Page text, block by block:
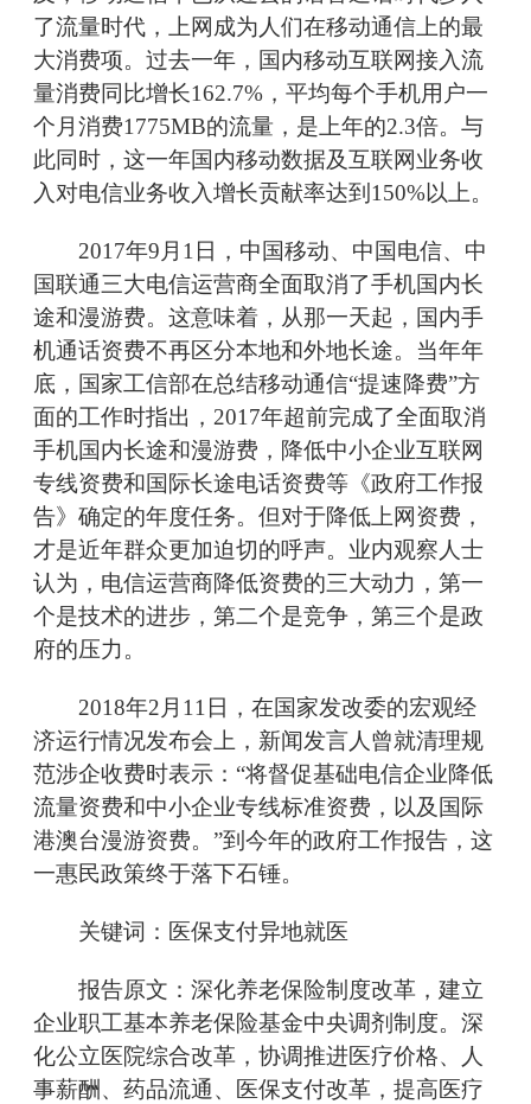
了流量时代，上网成为人们在移动通信上的最
大消费项。过去一年，国内移动互联网接入流
量消费同比增长162.7%，平均每个手机用户一
个月消费1775MB的流量，是上年的2.3倍。与
此同时，这一年国内移动数据及互联网业务收
入对电信业务收入增长贡献率达到150%以上。
2017年9月1日，中国移动、中国电信、中
国联通三大电信运营商全面取消了手机国内长
途和漫游费。这意味着，从那一天起，国内手
机通话资费不再区分本地和外地长途。当年年
底，国家工信部在总结移动通信“提速降费”方
面的工作时指出，2017年超前完成了全面取消
手机国内长途和漫游费，降低中小企业互联网
专线资费和国际长途电话资费等《政府工作报
告》确定的年度任务。但对于降低上网资费，
才是近年群众更加迫切的呼声。业内观察人士
认为，电信运营商降低资费的三大动力，第一
个是技术的进步，第二个是竞争，第三个是政
府的压力。
2018年2月11日，在国家发改委的宏观经
济运行情况发布会上，新闻发言人曾就清理规
范涉企收费时表示：“将督促基础电信企业降低
流量资费和中小企业专线标准资费，以及国际
港澳台漫游资费。”到今年的政府工作报告，这
一惠民政策终于落下石锤。
关键词：医保支付异地就医
报告原文：深化养老保险制度改革，建立
企业职工基本养老保险基金中央调剂制度。深
化公立医院综合改革，协调推进医疗价格、人
事薪酬、药品流通、医保支付改革，提高医疗